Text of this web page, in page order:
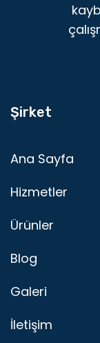
Şirket
Ana Sayfa
Hizmetler
Ürünler
Blog
Galeri
İletişim